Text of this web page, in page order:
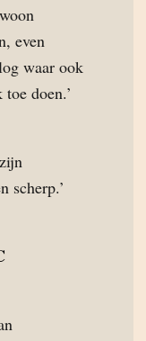
even
waar ook
doen.’
scherp.’